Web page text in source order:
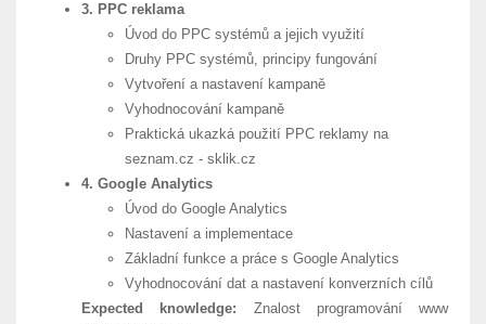
3. PPC reklama
Úvod do PPC systémů a jejich využití
Druhy PPC systémů, principy fungování
Vytvoření a nastavení kampaně
Vyhodnocování kampaně
Praktická ukazká použití PPC reklamy na
seznam.cz - sklik.cz
4. Google Analytics
Úvod do Google Analytics
Nastavení a implementace
Základní funkce a práce s Google Analytics
Vyhodnocování dat a nastavení konverzních cílů
Expected knowledge: Znalost programování www